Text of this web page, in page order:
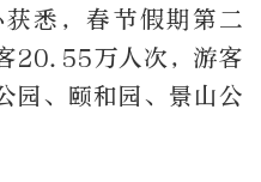
悉，春节假期第二
20.55万人次，游客
园、颐和园、景山公